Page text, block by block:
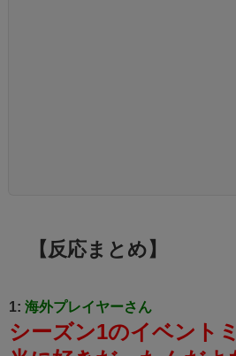
【反応まとめ】
1: 海外プレイヤーさん
シーズン1のイベント